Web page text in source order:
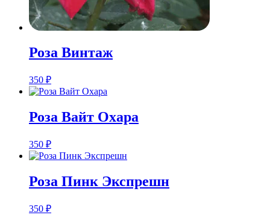
Розa Винтаж
350 ₽
Розa Вайт Охара
350 ₽
Розa Пинк Экспрешн
350 ₽